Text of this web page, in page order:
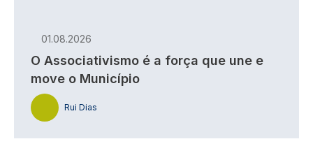
01.08.2026
O Associativismo é a força que une e
move o Município
Rui Dias